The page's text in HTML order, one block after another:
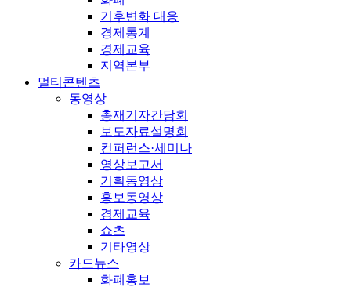
기후변화 대응
경제통계
경제교육
지역본부
멀티콘텐츠
동영상
총재기자간담회
보도자료설명회
컨퍼런스·세미나
영상보고서
기획동영상
홍보동영상
경제교육
쇼츠
기타영상
카드뉴스
화폐홍보